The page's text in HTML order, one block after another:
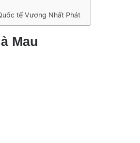
tế Vương Nhất Phát
Mau